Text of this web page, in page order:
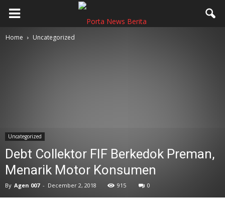
Home Uncategorized
Uncategorized
Debt Collektor FIF Berkedok Preman,
Menarik Motor Konsumen
By Agen 007 - December 2, 2018 915 0